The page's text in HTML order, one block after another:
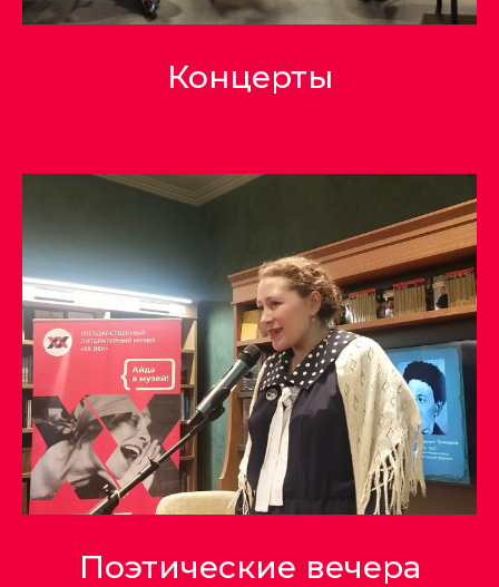
Концерты
Поэтические вечера